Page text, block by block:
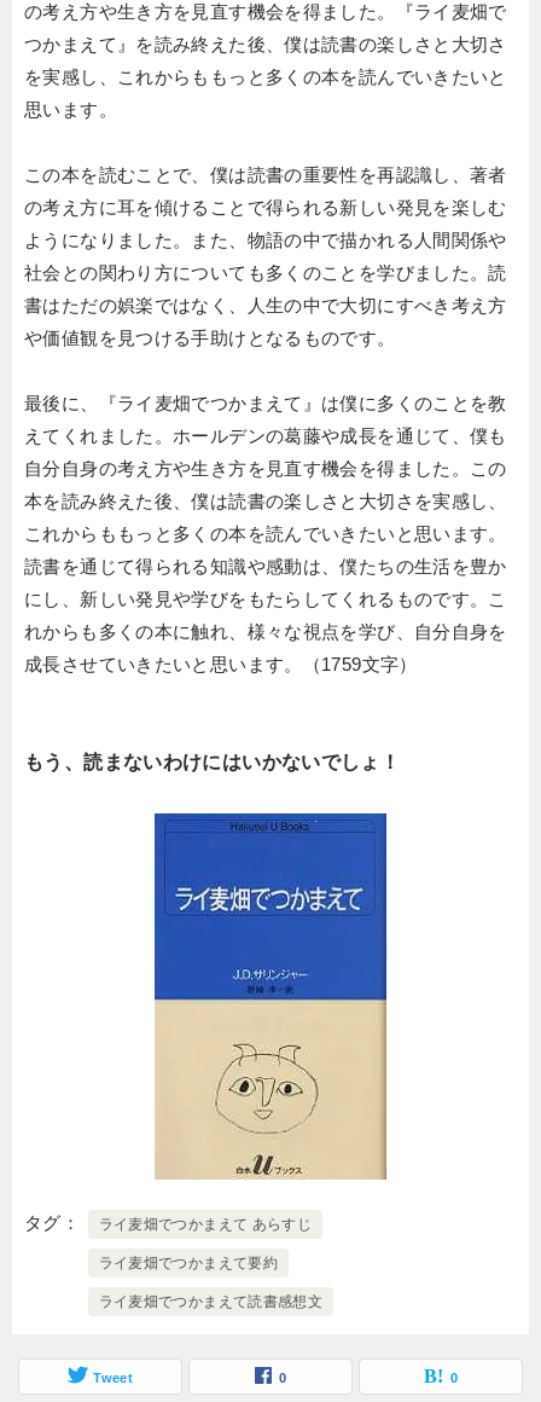
の考え方や生き方を見直す機会を得ました。『ライ麦畑で
つかまえて』を読み終えた後、僕は読書の楽しさと大切さ
を実感し、これからももっと多くの本を読んでいきたいと
思います。
この本を読むことで、僕は読書の重要性を再認識し、著者
の考え方に耳を傾けることで得られる新しい発見を楽しむ
ようになりました。また、物語の中で描かれる人間関係や
社会との関わり方についても多くのことを学びました。読
書はただの娯楽ではなく、人生の中で大切にすべき考え方
や価値観を見つける手助けとなるものです。
最後に、『ライ麦畑でつかまえて』は僕に多くのことを教
えてくれました。ホールデンの葛藤や成長を通じて、僕も
自分自身の考え方や生き方を見直す機会を得ました。この
本を読み終えた後、僕は読書の楽しさと大切さを実感し、
これからももっと多くの本を読んでいきたいと思います。
読書を通じて得られる知識や感動は、僕たちの生活を豊か
にし、新しい発見や学びをもたらしてくれるものです。こ
れからも多くの本に触れ、様々な視点を学び、自分自身を
成長させていきたいと思います。（1759文字）
もう、読まないわけにはいかないでしょ！
タグ ライ麦畑でつかまえて あらすじ
ライ麦畑でつかまえて要約
ライ麦畑でつかまえて読書感想文
Tweet 0 0